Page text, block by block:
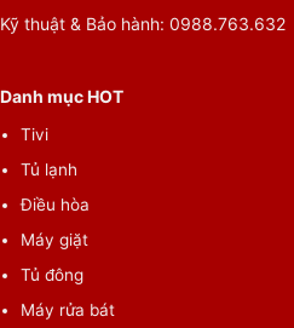
Kỹ thuật & Bảo hành: 0988.763.632
Danh mục HOT
Tivi
Tủ lạnh
Điều hòa
Máy giặt
Tủ đông
Máy rửa bát